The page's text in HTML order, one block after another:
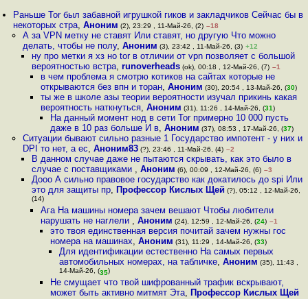
Раньше Tor был забавной игрушкой гиков и закладчиков Сейчас бы в
некоторых стра,Аноним (2), 23:29 , 11-Май-26, (2) –18
А за VPN метку не ставят Или ставят, но другую Что можно
делать, чтобы не полу, Аноним (3), 23:42 , 11-Май-26, (3) +12
ну про метки я хз но tor в отличии от vpn позволяет с большой
вероятностью встра, runoverheads(ok), 00:18 , 12-Май-26, (7) –1
в чем проблема я смотрю котиков на сайтах которые не
открываются без впн и торан,Аноним (30), 20:54 , 13-Май-26, (30)
ты же в школе азы теории вероятности изучал прикинь какая
вероятность наткнуться,Аноним (31), 11:26 , 14-Май-26, (31)
На данный момент нод в сети Tor примерно 10 000 пусть
даже в 10 раз больше И в, Аноним (37), 08:53 , 17-Май-26, (37)
Ситуации бывают сильно разные 1 Государство импотент - у них и
DPI то нет, а ес, Аноним83(?), 23:46 , 11-Май-26, (4) –2
В данном случае даже не пытаются скрывать, как это было в
случае с поставщиками , Аноним (6), 00:09 , 12-Май-26, (6) –3
Дооо А сильно правовое государство как докатилось до spi Или
это для защиты пр, Профессор Кислых Щей (?), 05:12 , 12-Май-26,
(14)
Ага На машины номера зачем вешают Чтобы любители
нарушать не наглели ,Аноним (24), 12:59 , 12-Май-26, (24) –1
это твоя единственная версия почитай зачем нужны гос
номера на машинах, Аноним (31), 11:29 , 14-Май-26, (33)
Для идентификации естественно На самых первых
автомобильных номерах, на табличке, Аноним (35), 11:43 ,
14-Май-26, (35)
Не смущает что твой шифрованный трафик вскрывают,
может быть активно митмят Эта, Профессор Кислых Щей